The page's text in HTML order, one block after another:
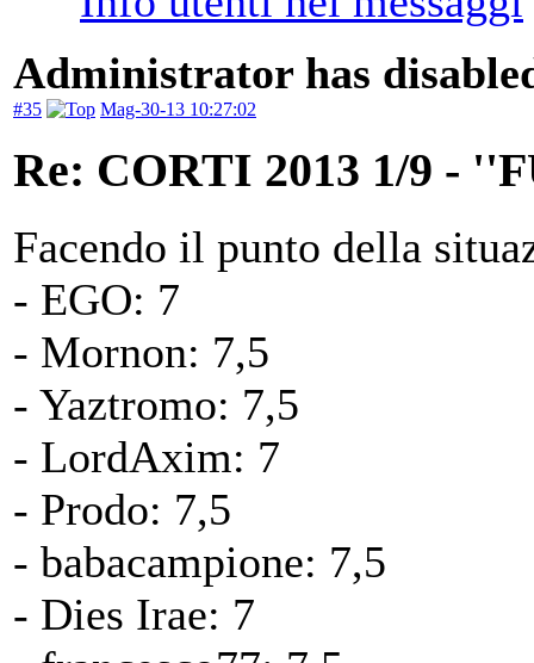
Administrator has
#35 Mag-30-13 10:27:02
Re: CORTI 2013 1/9 -
Facendo il punto della
- EGO: 7
- Mornon: 7,5
- Yaztromo: 7,5
- LordAxim: 7
- Prodo: 7,5
- babacampione: 7,5
- Dies Irae: 7